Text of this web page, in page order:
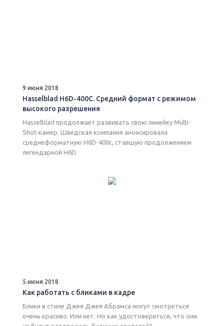
9 июня 2018
Hasselblad H6D-400C. Средний формат с режимом
высокого разрешения
Hasselblad продолжает развивать свою линейку Multi-
Shot-камер. Шведская компания анонсировала
среднеформатную H6D-400c, ставшую продолжением
легендарной H6D.
5 июня 2018
Как работать с бликами в кадре
Блики в стиле Джея Джея Абрамса могут смотреться
очень красиво. Или нет. Но как удостовериться, что они